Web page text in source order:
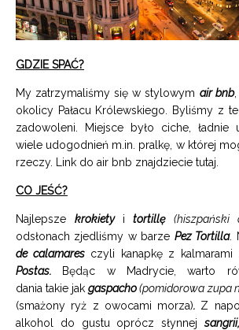
GDZIE SPAĆ?
My zatrzymaliśmy się w stylowym air bnb
okolicy Pałacu Królewskiego. Byliśmy z
zadowoleni. Miejsce było ciche, ładnie
wiele udogodnień m.in. pralkę, w której
rzeczy. Link do air bnb znajdziecie tutaj
CO JEŚĆ?
Najlepsze krokiety i tortillę (hiszpański
odsłonach zjedliśmy w barze Pez Tortilla.
de calamaresczyli kanapkę z kalmarami
Postas.
Będąc w Madrycie, warto
dania takie jakgaspacho(pomidorowa zupa
(smażony ryż z owocami morza). Z
alkohol do gustu oprócz słynnejsangrii,